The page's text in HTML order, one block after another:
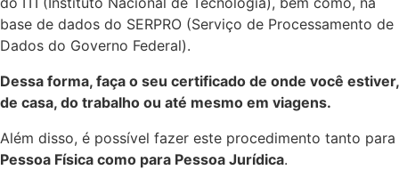
base de dados do SERPRO (Serviço de Processamento de
Dados do Governo Federal).
Dessa forma, faça o seu certificado de onde você estiver,
de casa, do trabalho ou até mesmo em viagens.
Além disso, é possível fazer este procedimento tanto para
Pessoa Física como para Pessoa Jurídica.